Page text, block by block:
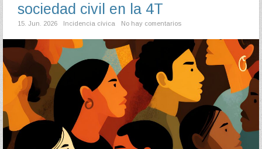
sociedad civil en la 4T
15. Jun. 2026 Incidencia cívica No hay comentarios